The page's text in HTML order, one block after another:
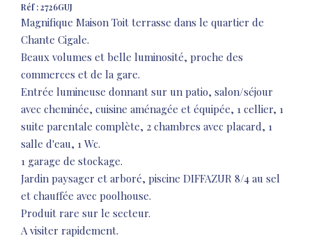
Réf : 2726GUJ
Magnifique Maison Toit terrasse dans le quartier de
Chante Cigale.
Beaux volumes et belle luminosité, proche des
commerces et de la gare.
Entrée lumineuse donnant sur un patio, salon/séjour
avec cheminée, cuisine aménagée et équipée, 1 cellier, 1
suite parentale complète, 2 chambres avec placard, 1
salle d'eau, 1 Wc.
1 garage de stockage.
Jardin paysager et arboré, piscine DIFFAZUR 8/4 au sel
et chauffée avec poolhouse.
Produit rare sur le secteur.
A visiter rapidement.